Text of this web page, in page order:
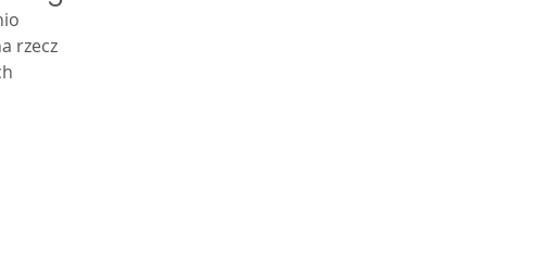
rzecz